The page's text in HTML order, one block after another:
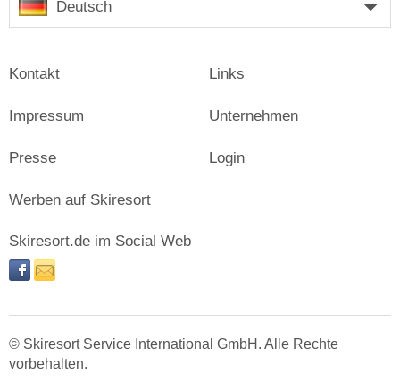
Deutsch
Kontakt
Impressum
Presse
Links
Unternehmen
Login
Werben auf Skiresort
Skiresort.de im Social Web
facebooknewsletter
© Skiresort Service International GmbH. Alle Rechte
vorbehalten.